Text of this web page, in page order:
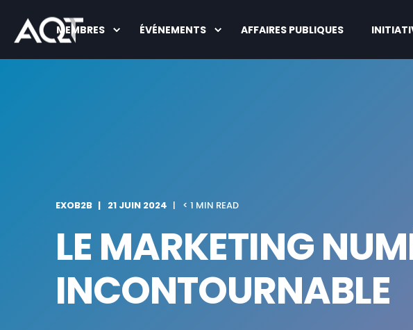
MEMBRES ÉVÉNEMENTS AFFAIRES PUBLIQUES
EXOB2B 21 JUIN 2024 < 1 MIN READ
LE MARKETING
INCONTOURNABLE